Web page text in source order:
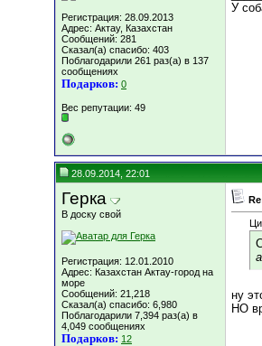
Регистрация: 28.09.2013
Адрес: Актау, Казахстан
Сообщений: 281
Сказал(а) спасибо: 403
Поблагодарили 261 раз(а) в 137
сообщениях
Подарков: 0
Вес репутации: 49
У
28.09.2014, 22:01
Герка
В доску свой
Регистрация: 12.01.2010
Адрес: Казахстан Актау-город на
море
Сообщений: 21,218
Сказал(а) спасибо: 6,980
Поблагодарили 7,394 раз(а) в
4,049 сообщениях
Подарков: 12
ну
НО